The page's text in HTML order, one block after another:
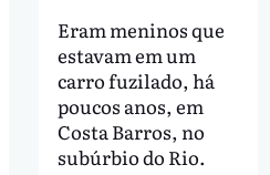
Eram meninos que
estavam em um
carro fuzilado, há
poucos anos, em
Costa Barros, no
subúrbio do Rio.